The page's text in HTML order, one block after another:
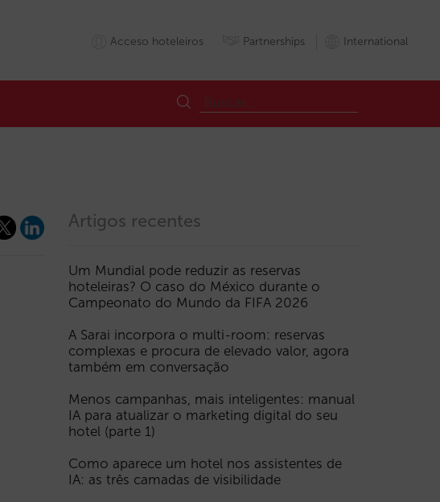
Acceso hoteleiros Partnerships International
Artigos recentes
Um Mundial pode reduzir as reservas
hoteleiras? O caso do México durante o
Campeonato do Mundo da FIFA 2026
A Sarai incorpora o multi-room: reservas
complexas e procura de elevado valor, agora
também em conversação
Menos campanhas, mais inteligentes: manual
IA para atualizar o marketing digital do seu
hotel (parte 1)
Como aparece um hotel nos assistentes de
IA: as três camadas de visibilidade